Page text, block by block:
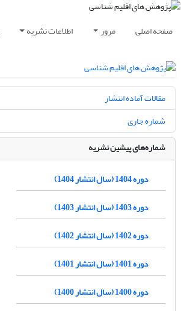
صفحه اصلی مرور اطلاعات نشریه
مقالات آماده انتشار
شماره جاری
شماره‌های پیشین نشریه
دوره 1404 (سال انتشار 1404)
دوره 1403 (سال انتشار 1403)
دوره 1402 (سال انتشار 1402)
دوره 1401 (سال انتشار 1401)
دوره 1400 (سال انتشار 1400)